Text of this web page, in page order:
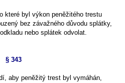
které byl výkon peněžitého trestu
bez závažného důvodu splátky,
nebo splátek odvolat.
§ 343
aby peněžitý trest byl vymáhán,